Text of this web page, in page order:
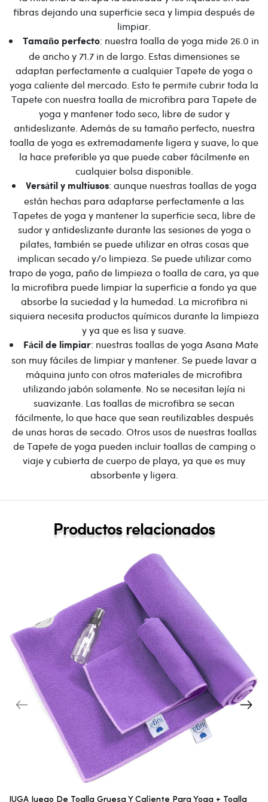
fibras dejando una superficie seca y limpia después de
limpiar.
Tamaño perfecto: nuestra toalla de yoga mide 26.0 in
de ancho y 71.7 in de largo. Estas dimensiones se
adaptan perfectamente a cualquier Tapete de yoga o
yoga caliente del mercado. Esto te permite cubrir toda la
Tapete con nuestra toalla de microfibra para Tapete de
yoga y mantener todo seco, libre de sudor y
antideslizante. Además de su tamaño perfecto, nuestra
toalla de yoga es extremadamente ligera y suave, lo que
la hace preferible ya que puede caber fácilmente en
cualquier bolsa disponible.
Versátil y multiusos: aunque nuestras toallas de yoga
están hechas para adaptarse perfectamente a las
Tapetes de yoga y mantener la superficie seca, libre de
sudor y antideslizante durante las sesiones de yoga o
pilates, también se puede utilizar en otras cosas que
implican secado y/o limpieza. Se puede utilizar como
trapo de yoga, paño de limpieza o toalla de cara, ya que
la microfibra puede limpiar la superficie a fondo ya que
absorbe la suciedad y la humedad. La microfibra ni
siquiera necesita productos químicos durante la limpieza
y ya que es lisa y suave.
Fácil de limpiar: nuestras toallas de yoga Asana Mate
son muy fáciles de limpiar y mantener. Se puede lavar a
máquina junto con otros materiales de microfibra
utilizando jabón solamente. No se necesitan lejía ni
suavizante. Las toallas de microfibra se secan
fácilmente, lo que hace que sean reutilizables después
de unas horas de secado. Otros usos de nuestras toallas
de Tapete de yoga pueden incluir toallas de camping o
viaje y cubierta de cuerpo de playa, ya que es muy
absorbente y ligera.
Productos relacionados
IUGA Juego De Toalla Gruesa Y Caliente Para Yoga + Toalla